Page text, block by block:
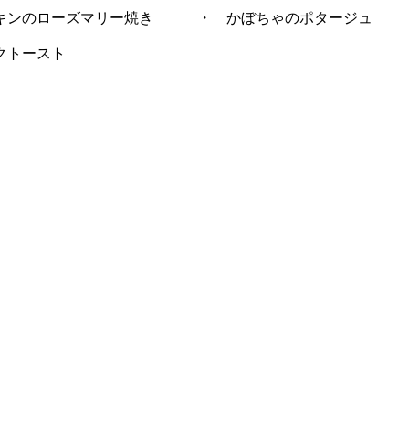
マリー焼き ・ かぼちゃのポタージュ
スト